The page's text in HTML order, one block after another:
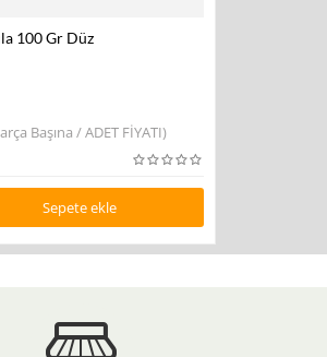
100 Gr Düz
Başına / ADET FİYATI)
Sepete ekle